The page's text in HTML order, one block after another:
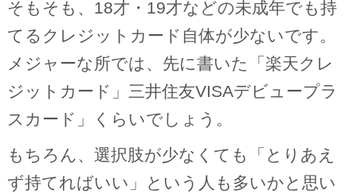
そもそも、18才・19才などの未成年でも持
てるクレジットカード自体が少ないです。
メジャーな所では、先に書いた「楽天クレ
ジットカード」三井住友VISAデビュープラ
スカード」くらいでしょう。
もちろん、選択肢が少なくても「とりあえ
ず持てればいい」という人も多いかと思い